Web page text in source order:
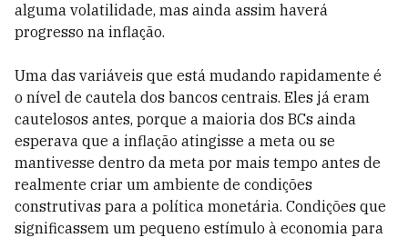
alguma volatilidade, mas ainda assim haverá
progresso na inflação.
Uma das variáveis ​​que está mudando rapidamente é
o nível de cautela dos bancos centrais. Eles já eram
cautelosos antes, porque a maioria dos BCs ainda
esperava que a inflação atingisse a meta ou se
mantivesse dentro da meta por mais tempo antes de
realmente criar um ambiente de condições
construtivas para a política monetária. Condições que
significassem um pequeno estímulo à economia para